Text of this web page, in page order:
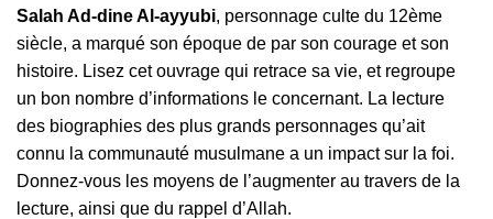
Salah Ad-dine Al-ayyubi, personnage culte du 12ème
siècle, a marqué son époque de par son courage et son
histoire. Lisez cet ouvrage qui retrace sa vie, et regroupe
un bon nombre d’informations le concernant. La lecture
des biographies des plus grands personnages qu’ait
connu la communauté musulmane a un impact sur la foi.
Donnez-vous les moyens de l’augmenter au travers de la
lecture, ainsi que du rappel d’Allah.